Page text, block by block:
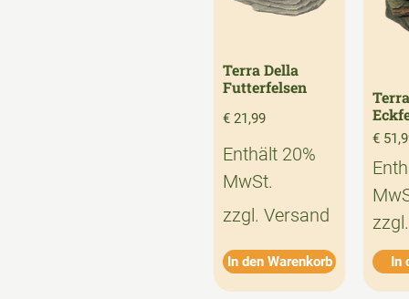
Terra Della
Futterfelsen
€ 21,99
Enthält 20%
MwSt.
zzgl. Versand
In den Warenkorb
€
In